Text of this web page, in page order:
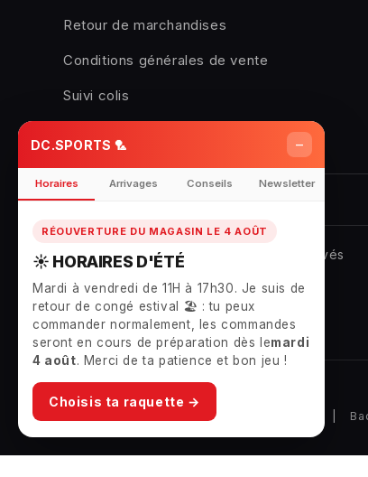
Retour de marchandises
Conditions générales de vente
Suivi colis
© 2026DC.SPORTS - Tous droits réservés
Notre magasin badminton
DC.SPORTS 🏸 –
Horaires Arrivages Conseils Newsletter
RÉOUVERTURE DU MAGASIN LE 4 AOÛT
☀️ HORAIRES D'ÉTÉ
Mardi à vendredi de 11H à 17h30. Je suis de
retour de congé estival 🏖️ : tu peux
commander normalement, les commandes
seront en cours de préparation dès lemardi
4 août. Merci de ta patience et bon jeu !
Choisis ta raquette →
perfectlittle head heavy, I
have forearm fatigue, but I
will train my hands in gym :-)